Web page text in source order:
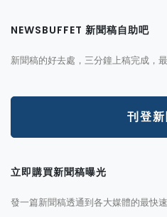
NEWSBUFFET 新聞稿自助吧
新聞稿的好去處，三分鐘上稿完成，
刊登
立即購買新聞稿曝光
發一篇新聞稿透通到各大媒體的最快